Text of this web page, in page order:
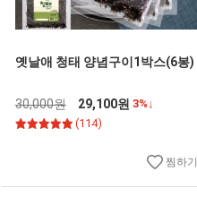
옛날애 청태 양념구이1박스(6봉)
30,000원 29,100원 3%↓
(114)
찜하기